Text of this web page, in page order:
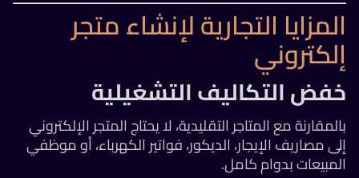
المزايا التجارية لإنشاء متجر
إلكتروني
خفض التكاليف التشغيلية
بالمقارنة مع المتاجر التقليدية، لا يحتاج المتجر الإلكتروني
إلى مصاريف الإيجار، الديكور، فواتير الكهرباء، أو موظفي
المبيعات بدوام كامل.